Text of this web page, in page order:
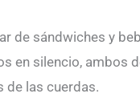
de sándwiches y
en silencio, ambos
de las cuerdas.